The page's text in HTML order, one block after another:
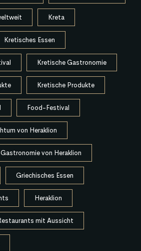
Kreta
Kretisches Essen
Kretische Gastronomie
Kretische Produkte
Food-Festival
von Heraklion
Gastronomie von Heraklion
Griechisches Essen
Heraklion
mit Aussicht